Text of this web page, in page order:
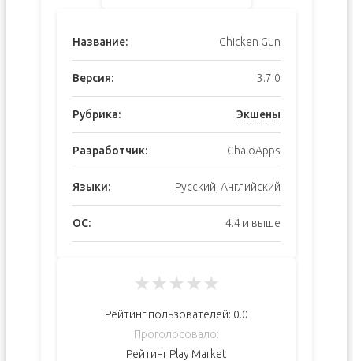
Название: Chicken Gun
Версия: 3.7.0
Рубрика: Экшены
Разработчик: ChaloApps
Языки: Русский, Английский
ОС: 4.4 и выше
★★★★★
Рейтинг пользователей: 0.0
Проголосовало:
Рейтинг Play Market